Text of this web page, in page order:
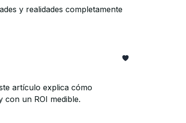
y realidades completamente
artículo explica cómo
con un ROI medible.